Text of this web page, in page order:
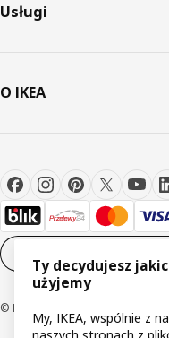
Usługi
O IKEA
© Inter IKEA Systems B.V 1999-
Ty decydujesz
użyjemy
My, IKEA, wspólnie z